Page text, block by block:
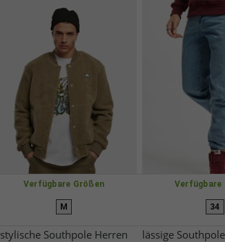
Verfügbare Größen
M
stylische Southpole Herren
Verfügbare
34
lässige